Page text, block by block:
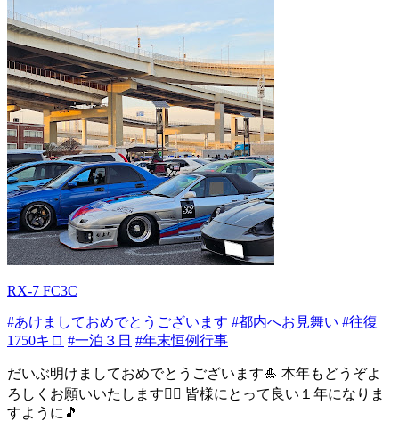
RX-7 FC3C
#あけましておめでとうございます #都内へお見舞い #往復
1750キロ #一泊３日 #年末恒例行事
だいぶ明けましておめでとうございます🎍 本年もどうぞよ
ろしくお願いいたします🙇‍♂️ 皆様にとって良い１年になりま
すように🎵